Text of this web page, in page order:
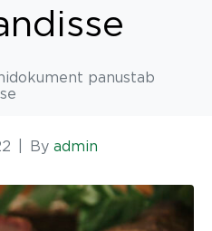
panustab
By admin